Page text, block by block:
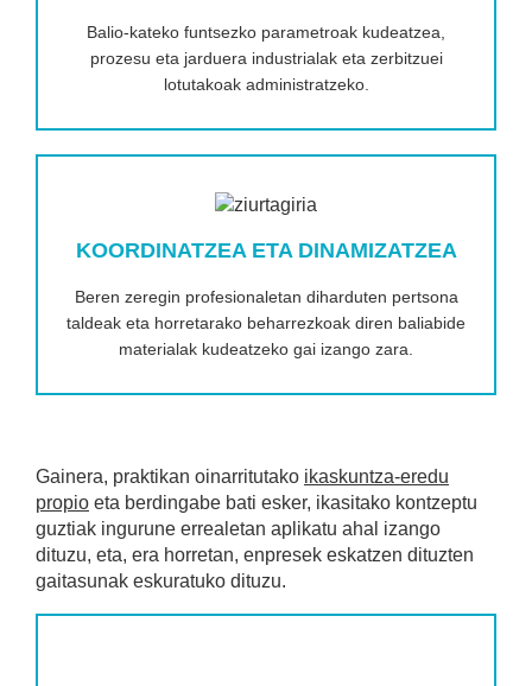
Balio-kateko funtsezko parametroak kudeatzea,
prozesu eta jarduera industrialak eta zerbitzuei
lotutakoak administratzeko.
KOORDINATZEA ETA DINAMIZATZEA
Beren zeregin profesionaletan diharduten pertsona
taldeak eta horretarako beharrezkoak diren baliabide
materialak kudeatzeko gai izango zara.
Gainera, praktikan oinarritutako ikaskuntza-eredu
propio eta berdingabe bati esker, ikasitako kontzeptu
guztiak ingurune errealetan aplikatu ahal izango
dituzu, eta, era horretan, enpresek eskatzen dituzten
gaitasunak eskuratuko dituzu.